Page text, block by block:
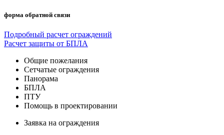
форма обратной связи
Подробный расчет ограждений
Расчет защиты от БПЛА
Общие пожелания
Сетчатые ограждения
Панорама
БПЛА
ПТУ
Помощь в проектировании
Заявка на ограждения